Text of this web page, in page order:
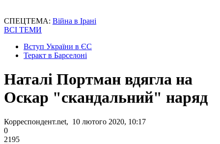
СПЕЦТЕМА: Війна в Ірані
ВСІ ТЕМИ
Вступ України в ЄС
Теракт в Барселоні
Наталі Портман вдягла на
Оскар "скандальний" наряд
Корреспондент.net, 10 лютого 2020, 10:17
0
2195